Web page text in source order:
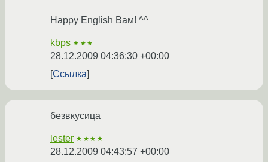
Happy English Вам! ^^
kbps ★★★
28.12.2009 04:36:30 +00:00
Ссылка
безвкусица
lester ★★★★
28.12.2009 04:43:57 +00:00